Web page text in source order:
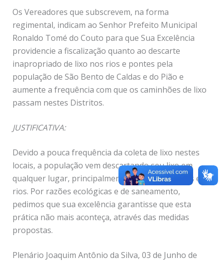
Os Vereadores que subscrevem, na forma
regimental, indicam ao Senhor Prefeito Municipal
Ronaldo Tomé do Couto para que Sua Excelência
providencie a fiscalização quanto ao descarte
inapropriado de lixo nos rios e pontes pela
população de São Bento de Caldas e do Pião e
aumente a frequência com que os caminhões de lixo
passam nestes Distritos.
JUSTIFICATIVA:
Devido a pouca frequência da coleta de lixo nestes
locais, a população vem descartando seu lixo em
qualquer lugar, principalmente perto das pontes e
rios. Por razões ecológicas e de saneamento,
pedimos que sua excelência garantisse que esta
prática não mais aconteça, através das medidas
propostas.
Plenário Joaquim Antônio da Silva, 03 de Junho de